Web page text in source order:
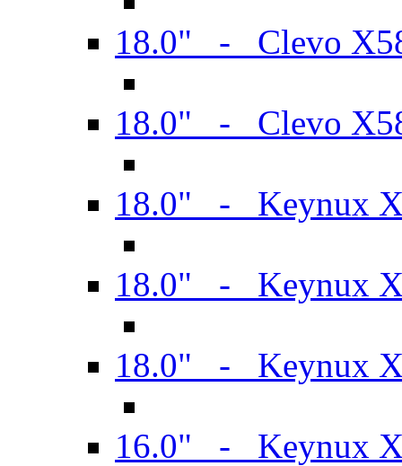
18.0" - Clevo
18.0" - Clevo
18.0" - Keynux
18.0" - Keynux
18.0" - Keynux
16.0" - Keynux